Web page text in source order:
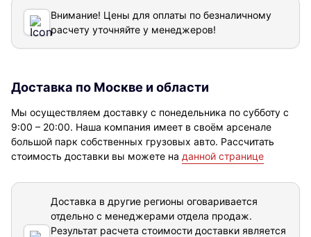
Внимание! Цены для оплаты по безналичному
расчету уточняйте у менеджеров!
Доставка по Москве и области
Мы осуществляем доставку с понедельника по субботу с
9:00 – 20:00. Наша компания имеет в своём арсенале
большой парк собственных грузовых авто. Рассчитать
стоимость доставки вы можете на данной странице
Доставка в другие регионы оговаривается
отдельно с менеджерами отдела продаж.
Результат расчета стоимости доставки является